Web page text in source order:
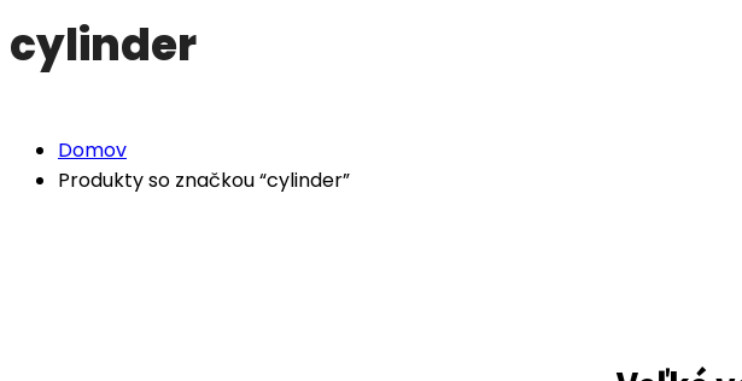
cylinder
Domov
Produkty so značkou “cylinder”